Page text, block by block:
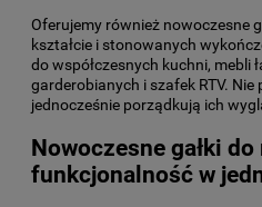
Oferujemy również nowoczesne
kształcie i stonowanych
do współczesnych kuchni, mebli
garderobianych i szafek RTV.
jednocześnie porządkują ich
Nowoczesne gałki
funkcjonalność w